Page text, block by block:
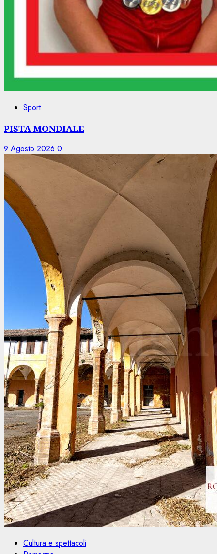
Sport
PISTA MONDIALE
9 Agosto 2026 0
Cultura e spettacoli